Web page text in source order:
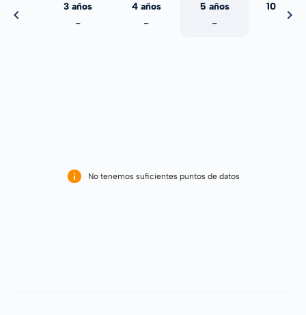
3 años
-
4 años
-
5 años
-
10 años
No tenemos suficientes puntos de datos